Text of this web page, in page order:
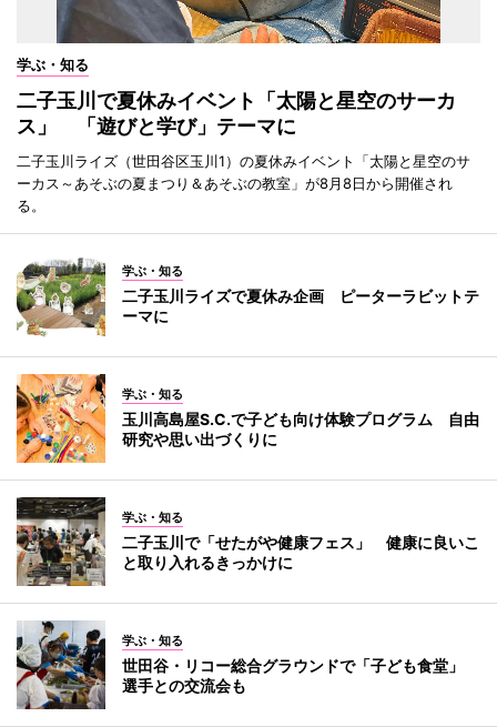
学ぶ・知る
二子玉川で夏休みイベント「太陽と星空のサーカ
ス」 「遊びと学び」テーマに
二子玉川ライズ（世田谷区玉川1）の夏休みイベント「太陽と星空のサ
ーカス～あそぶの夏まつり＆あそぶの教室」が8月8日から開催され
る。
学ぶ・知る
二子玉川ライズで夏休み企画 ピーターラビットテ
ーマに
学ぶ・知る
玉川高島屋S.C.で子ども向け体験プログラム 自由
研究や思い出づくりに
学ぶ・知る
二子玉川で「せたがや健康フェス」 健康に良いこ
と取り入れるきっかけに
学ぶ・知る
世田谷・リコー総合グラウンドで「子ども食堂」
選手との交流会も